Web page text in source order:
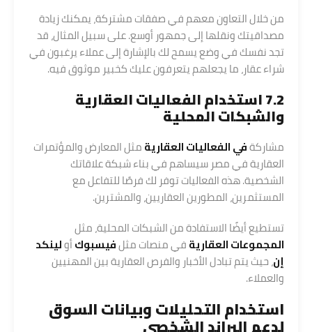
من خلال التعاون معهم في صفقات مشتركة، يمكنك زيادة
مصداقيتك ونقلها إلى جمهور أوسع. على سبيل المثال، قد
تجد نفسك في وضع يسمح لك بالإشارة إلى عملاء يرغبون في
شراء عقار، ما يجعلهم يتعرفون عليك كخبير موثوق فيه.
7.2 استخدام الفعاليات العقارية
والشبكات المحلية
مشاركةفي الفعاليات العقاريةمثل المعارض والمؤتمرات
العقارية في مصر سيساهم في بناء شبكة علاقاتك
الشخصية. هذه الفعاليات توفر لك فرصًا للتفاعل مع
المستثمرين، المطورين العقاريين، والمشترين.
تستطيع أيضًا الاستفادة من الشبكات المحلية، مثل
المجموعات العقاريةفي منصات مثلفيسبوكأولينكد
إن، حيث يتم تبادل الأخبار والفرص العقارية بين المهنيين
والعملاء.
استخدام التحليلات وبيانات السوق